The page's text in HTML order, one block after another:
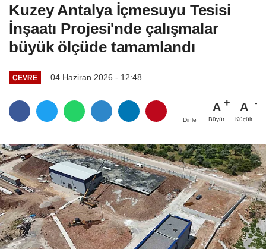
Kuzey Antalya İçmesuyu Tesisi
İnşaatı Projesi'nde çalışmalar
büyük ölçüde tamamlandı
ÇEVRE 04 Haziran 2026 - 12:48
Dinle
A
Büyüt
A
Küçült